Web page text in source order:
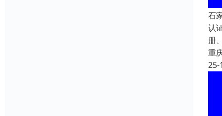
石
认
册
重
25-